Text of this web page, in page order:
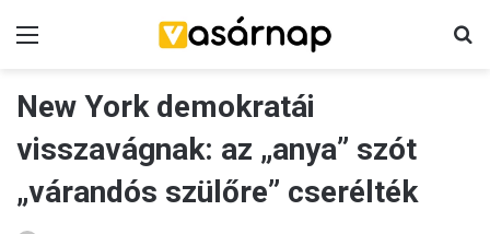
New York demokratái
visszavágnak: az „anya” szót
„várandós szülőre” cserélték